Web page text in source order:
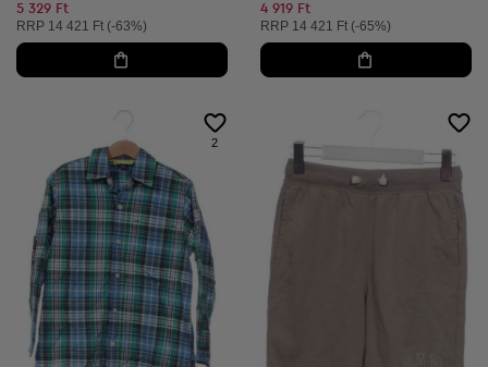
5 329 Ft
Ajánlott ár:
RRP 14 421 Ft (-63%)
4 919 Ft
Ajánlott ár:
RRP 14 421 Ft (-65%)
2